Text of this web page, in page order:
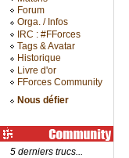
Forum
Orga. / Infos
IRC : #FForces
Tags & Avatar
Historique
Livre d'or
FForces Community
Nous défier
5 derniers trucs...